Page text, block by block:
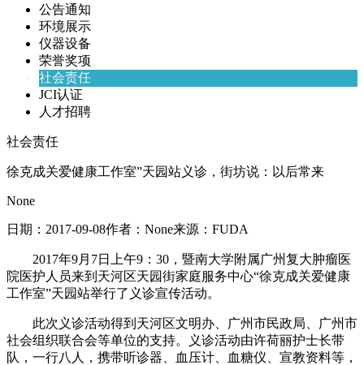
公告通知
环境展示
仪器设备
荣誉奖项
社会责任
JCI认证
人才招聘
社会责任
徐克成关爱健康工作室”天园站义诊，街坊说：以后常来
None
日期： 2017-09-08作者： None来源： FUDA
2017年9月7日上午9：30，暨南大学附属广州复大肿瘤医
院医护人员来到天河区天园街家庭服务中心“徐克成关爱健康
工作室”天园站举行了义诊宣传活动。
此次义诊活动得到天河区文明办、广州市民政局、广州市
社会组织联合会等单位的支持。义诊活动由许荷丽护士长带
队，一行八人，携带听诊器、血压计、血糖仪、宣教资料等，